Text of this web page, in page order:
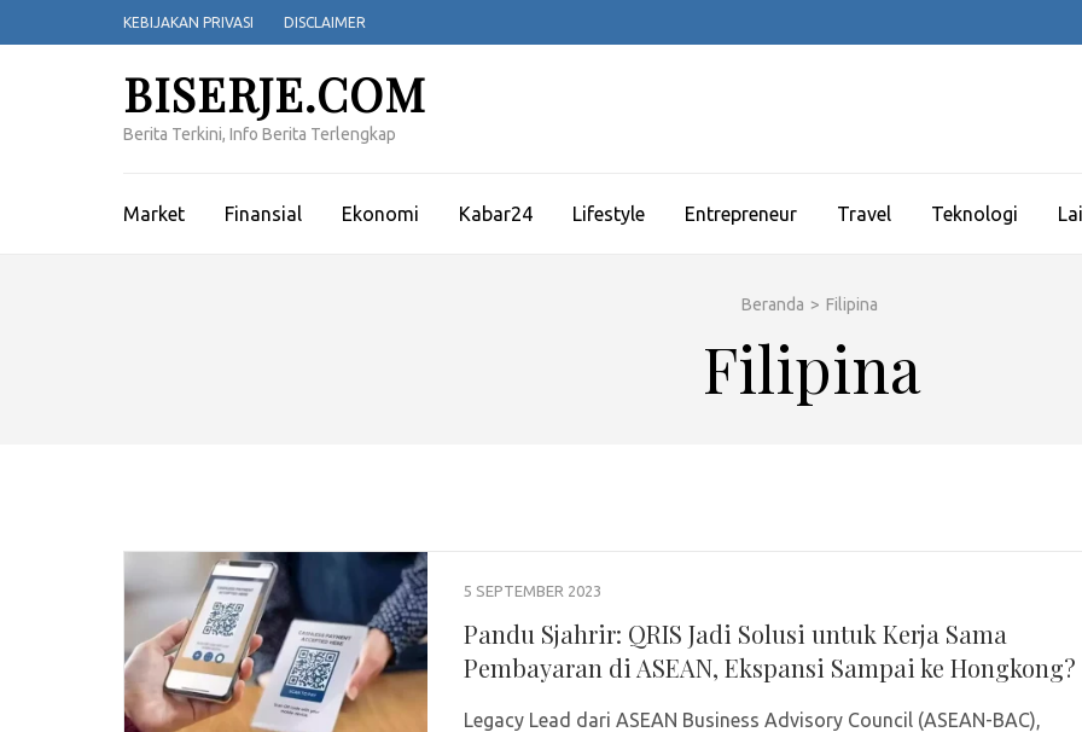
ke
KEBIJAKAN PRIVASI DISCLAIMER
BISERJE.COM
Berita Terkini, Info Berita Terlengkap
Market Finansial Ekonomi Kabar24 Lifestyle Entrepreneur Travel Teknologi
Beranda > Filipina
Filipina
5 SEPTEMBER 2023
Pandu Sjahrir: QRIS Jadi Solusi untuk Kerja Sama
Pembayaran di ASEAN, Ekspansi Sampai ke Hongkong?
Legacy Lead dari ASEAN Business Advisory Council (ASEAN-BAC),